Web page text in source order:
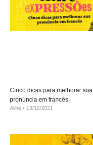
Cinco dicas para melhorar sua
pronúncia em francês
Aline 13/12/2021